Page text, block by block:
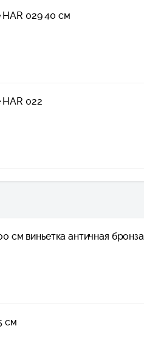
029 40 см
022
см виньетка античная бронза
см